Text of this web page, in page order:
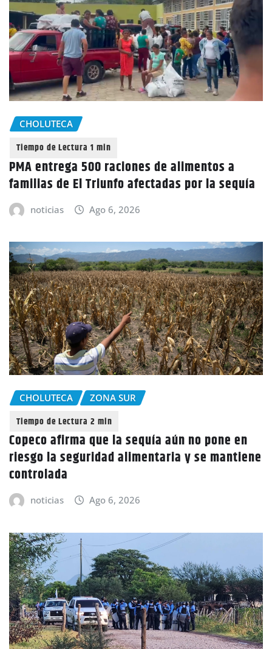
CHOLUTECA
PMA entrega 500 raciones de alimentos a
familias de El Triunfo afectadas por la sequía
noticias Ago 6, 2026
CHOLUTECA ZONA SUR
Copeco afirma que la sequía aún no pone en
riesgo la seguridad alimentaria y se mantiene
controlada
noticias Ago 6, 2026